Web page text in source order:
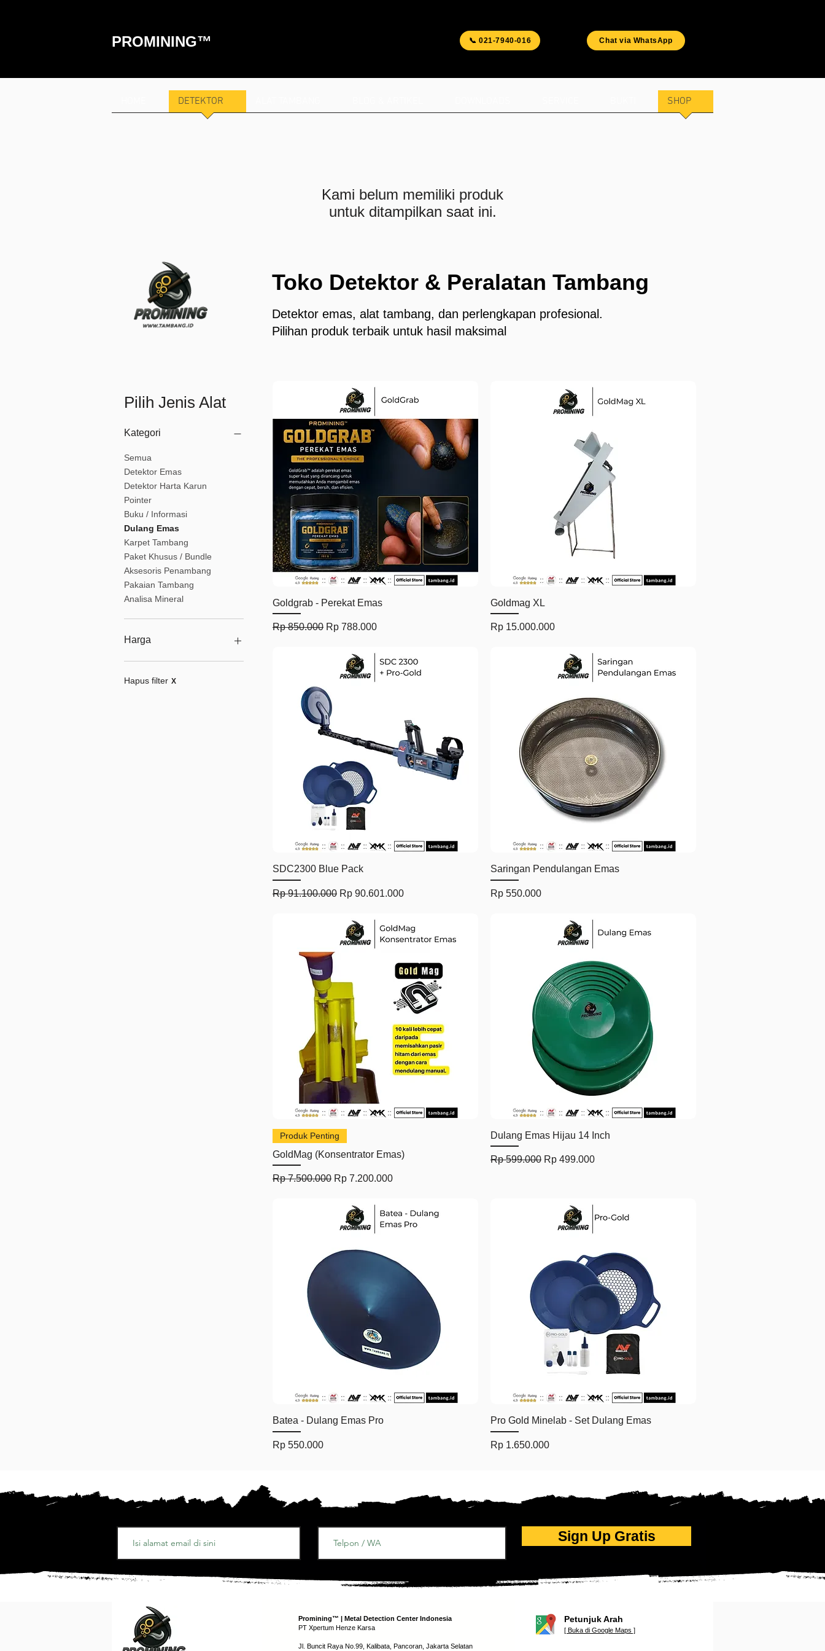
PROMINING™ 📞 021-7940-016 Chat via WhatsApp
DETEKTOR SHOP
Kami belum memiliki produk
untuk ditampilkan saat ini.
Toko Detektor & Peralatan Tambang
Detektor emas, alat tambang, dan perlengkapan profesional.
Pilihan produk terbaik untuk hasil maksimal
Pilih Jenis Alat
Kategori
Semua
Detektor Emas
Detektor Harta Karun
Pointer
Buku / Informasi
Dulang Emas
Karpet Tambang
Paket Khusus / Bundle
Aksesoris Penambang
Pakaian Tambang
Analisa Mineral
Harga
Hapus filter X
Tampilan Cepat
Goldgrab - Perekat Emas
Harga Reguler
Rp 850.000 Harga Promosi
Rp 788.000
Goldmag XL
Harga
Rp 15.000.000
Tampilan Cepat
SDC2300 Blue Pack
Harga Reguler
Rp 91.100.000 Harga Promosi
Rp 90.601.000
Tampilan Cepat
Saringan Pendulangan Emas
Harga
Rp 550.000
Produk Penting
GoldMag (Konsentrator Emas)
Harga Reguler
Rp 7.500.000 Harga Promosi
Rp 7.200.000
Tampilan Cepat
Dulang Emas Hijau 14 Inch
Harga Reguler
Rp 599.000 Harga Promosi
Rp 499.000
Tampilan Cepat
Batea - Dulang Emas Pro
Harga
Rp 550.000
Tampilan Cepat
Pro Gold Minelab - Set Dulang Emas
Harga
Rp 1.650.000
Sign Up Gratis
Promining™ | Metal Detection Center Indonesia
PT Xpertum Henze Karsa
Jl. Buncit Raya No.99, Kalibata, Pancoran, Jakarta Selatan
Petunjuk Arah
[ Buka di Google Maps ]